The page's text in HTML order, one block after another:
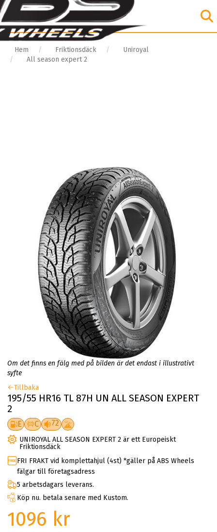
Hem Friktionsdäck
Uniroyal
All season expert 2
Om det finns en fälg med på bilden är det endast i illustrativt
syfte
Tillbaka
195/55 HR16 TL 87H UN ALL SEASON EXPERT
2
E C 72
UNIROYAL ALL SEASON EXPERT 2 är ett Europeiskt
Friktionsdäck
FRI FRAKT vid komplettahjul (4st) *gäller på ABS Wheels
fälgar till företagsadress
5 arbetsdagars leverans.
Köp nu. betala senare med Kustom.
1096 kr